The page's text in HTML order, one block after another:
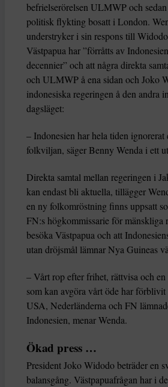
befrielserörelsen ULMWP och
politisk flykting bosatt i London.
understryker i sin respons till
Västpapua har ”förråtts av
decennier” och att några direkta
och ULMWP å ena sidan och Joko
indonesiska regeringen å den andra
dagsläget:
– Indonesien har hela tiden ignorerat
folkviljan, säger Benny Wenda i ett
Direkta samtal mellan regeringen i
kan endast bli aktuella, tillägger
en ny folkomröstning finns uppsatt
FN:s högkommissarie för mänskliga
besöka Västpapua och att
utan dröjsmål lämnar Nya Guineas
– Vårt rop efter frihet, rättvisa och
som kan avgöra vårt öde har förblivit
USA, Nederländerna och FN
Indonesien, menar Wenda.
Ökad press …
President Joko Widodo beträder en
balansgång. Västpapuafrågan har i